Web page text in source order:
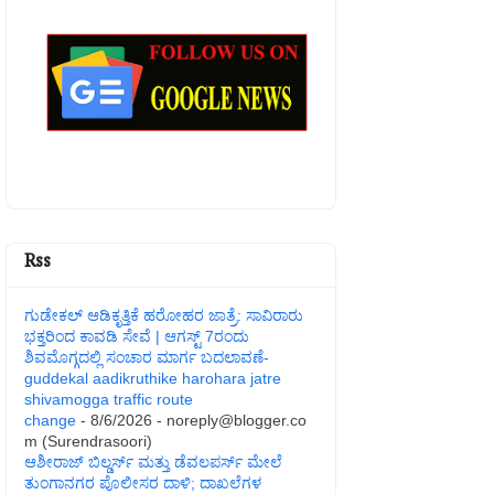
Rss
ಗುಡೇಕಲ್ ಆಡಿಕೃತ್ತಿಕೆ ಹರೋಹರ ಜಾತ್ರೆ: ಸಾವಿರಾರು
ಭಕ್ತರಿಂದ ಕಾವಡಿ ಸೇವೆ | ಆಗಸ್ಟ್ 7ರಂದು
ಶಿವಮೊಗ್ಗದಲ್ಲಿ ಸಂಚಾರ ಮಾರ್ಗ ಬದಲಾವಣೆ-
guddekal aadikruthike harohara jatre
shivamogga traffic route
change - 8/6/2026 - noreply@blogger.co
m (Surendrasoori)
ಆಶೀರಾಜ್ ಬಿಲ್ಡರ್ಸ್ ಮತ್ತು ಡೆವಲಪರ್ಸ್ ಮೇಲೆ
ತುಂಗಾನಗರ ಪೊಲೀಸರ ದಾಳಿ; ದಾಖಲೆಗಳ